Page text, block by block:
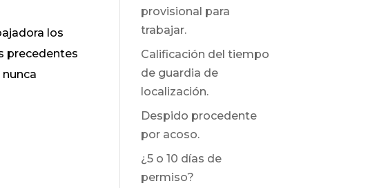
los
precedentes
provisional para
trabajar.
Calificación del tiempo
de guardia de
localización.
Despido procedente
por acoso.
¿5 o 10 días de
permiso?